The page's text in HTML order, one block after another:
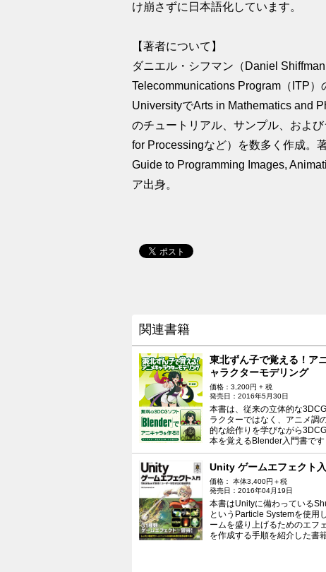
け崩さずに日本語化しています。
【著者について】
ダニエル・シフマン（Daniel
Telecommunications Program（ITP
UniversityでArts in Mathematics and
のチュートリアル、サンプル、およ
for Processingなど）を数多く作成。
Guide to Programming Images,
ア出身。
関連書籍
東北ずん子で覚える！ア
ャラクターモデリング
価格：3,200円 + 税
発売日：2016年5月30日
本書は、従来の立体的な
ラクターではなく、アニメ調
的な絵作りを学びながら
本を覚えるBlender入門書です
Unity ゲームエフェクト
価格： 本体3,400円＋税
発売日：2016年04月19日
本書はUnityに備わっている
というParticle Systemを使用
ームを盛り上げるためのエフ
を作成する手順を紹介した書